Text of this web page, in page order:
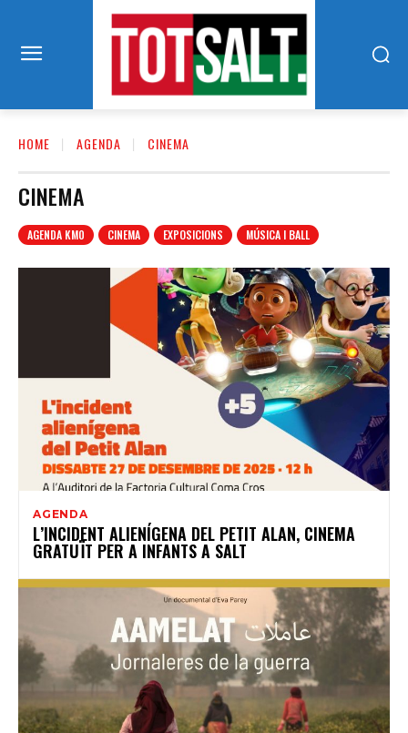
HOME AGENDA CINEMA
CINEMA
AGENDA KM0 CINEMA EXPOSICIONS MÚSICA I BALL
AGENDA
L’INCIDENT ALIENÍGENA DEL PETIT ALAN, CINEMA
GRATUÏT PER A INFANTS A SALT